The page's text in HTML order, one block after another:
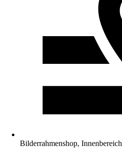
Bilderrahmenshop, Innenbereich